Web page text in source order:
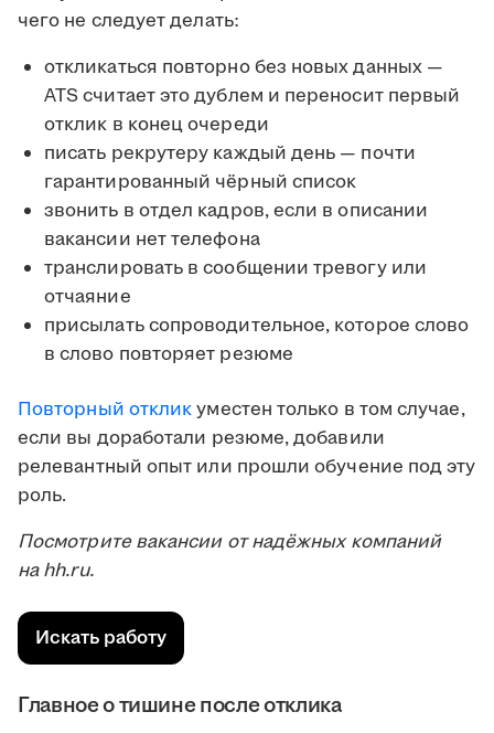
чего не следует делать:
откликаться повторно без новых данных —
ATS считает это дублем и переносит первый
отклик в конец очереди
писать рекрутеру каждый день — почти
гарантированный чёрный список
звонить в отдел кадров, если в описании
вакансии нет телефона
транслировать в сообщении тревогу или
отчаяние
присылать сопроводительное, которое слово
в слово повторяет резюме
Повторный откликуместен только в том случае,
если вы доработали резюме, добавили
релевантный опыт или прошли обучение под эту
роль.
Посмотрите вакансии от надёжных компаний
на hh.ru.
Искать работу
Главное о тишине после отклика